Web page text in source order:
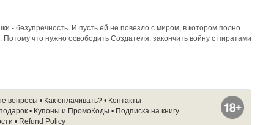
- безупречность. И пусть ей не повезло с миром, в котором полно
что нужно освободить Создателя, закончить войну с пиратами
вопросы • Как оплачивать?• Контакты
• Купоны и ПромоКоды • Подписка на книгу
• Refund Policy